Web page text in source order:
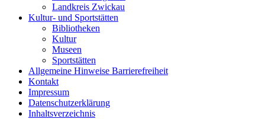
Landkreis Zwickau
Kultur- und Sportstätten
Bibliotheken
Kultur
Museen
Sportstätten
Allgemeine Hinweise Barrierefreiheit
Kontakt
Impressum
Datenschutzerklärung
Inhaltsverzeichnis